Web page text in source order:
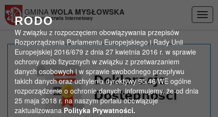
RODO
W związku z rozpoczęciem obowiązywania przepisów
Rozporządzenia Parlamentu Europejskiego i Rady Unii
Europejskiej 2016/679 z dnia 27 kwietnia 2016 r. w sprawie
ochrony osób fizycznych w związku z przetwarzaniem
danych osobowych i w sprawie swobodnego przepływu
takich danych oraz uchylenia dyrektywy 95/46/WE ogólne
rozporządzenie o ochronie danych, informujemy, że od dnia
25 maja 2018 r. na naszym portalu obowiązuje
zaktualizowanaPolityka Prywatności.
GMINA WOLA MYSŁOWSKA
Oficjalny Serwis Internetowy
20230423_123231 (1)
Strona główna > Media > 20230423_123231 (1)